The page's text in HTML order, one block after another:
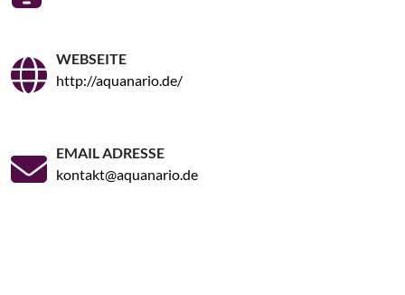
WEBSEITE
http://aquanario.de/
EMAIL ADRESSE
kontakt@aquanario.de